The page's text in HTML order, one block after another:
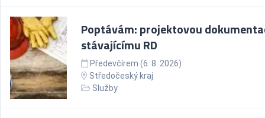
Poptávám: projektovou
stávajícímu RD
Předevčírem (6. 8. 2026)
Středočeský kraj
Služby